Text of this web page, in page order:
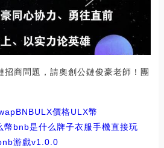
商問題，請奧創公鏈俊豪老師！團
BNBULX價格ULX幣
bnb是什么牌子衣服手機直接玩
游戲v1.0.0